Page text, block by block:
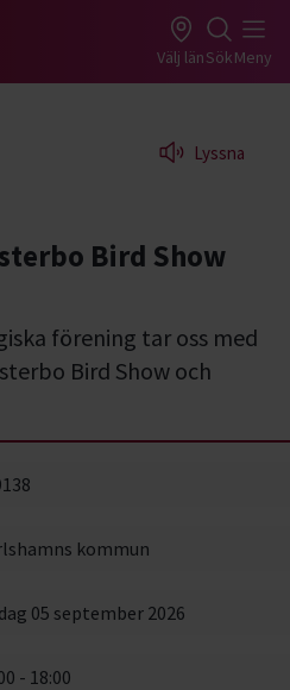
Välj länSökMeny
Lyssna
Bird Show
förening tar oss med
Bird Show och
kommun
05 september 2026
- 18:00